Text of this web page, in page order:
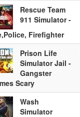
Rescue Team
911 Simulator -
Firefighter
Prison Life
Simulator Jail -
Gangster
Scary
Wash
Simulator